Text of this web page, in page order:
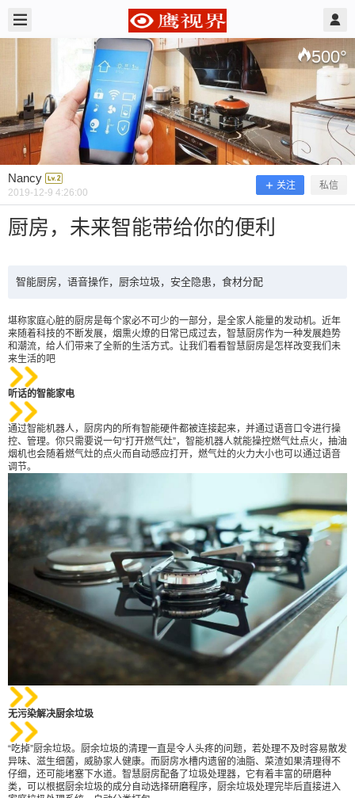
500°
Nancy
2019-12-9 4:26:00
关注 私信
厨房，未来智能带给你的便利
智能厨房，语音操作，厨余垃圾，安全隐患，食材分配
堪称家庭心脏的厨房是每个家必不可少的一部分，是全家人能量的发动机。近年
来随着科技的不断发展，烟熏火燎的日常已成过去，智慧厨房作为一种发展趋势
和潮流，给人们带来了全新的生活方式。让我们看看智慧厨房是怎样改变我们未
来生活的吧
听话的智能家电
通过智能机器人，厨房内的所有智能硬件都被连接起来，并通过语音口令进行操
控、管理。你只需要说一句“打开燃气灶”，智能机器人就能操控燃气灶点火，抽油
烟机也会随着燃气灶的点火而自动感应打开，燃气灶的火力大小也可以通过语音
调节。
无污染解决厨余垃圾
“吃掉”厨余垃圾。厨余垃圾的清理一直是令人头疼的问题，若处理不及时容易散发
异味、滋生细菌，威胁家人健康。而厨房水槽内遗留的油脂、菜渣如果清理得不
仔细，还可能堵塞下水道。智慧厨房配备了垃圾处理器，它有着丰富的研磨种
类，可以根据厨余垃圾的成分自动选择研磨程序，厨余垃圾处理完毕后直接进入
Nancy @ 鹰视界 2019/12/09
厨房，未来智能带给你的便利
智能厨房，语音操作，厨余垃圾，安全隐患，食材
分配